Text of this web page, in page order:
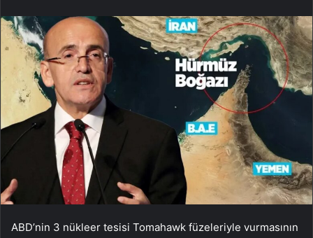
ABD’nin 3 nükleer tesisi Tomahawk füzeleriyle vurmasının